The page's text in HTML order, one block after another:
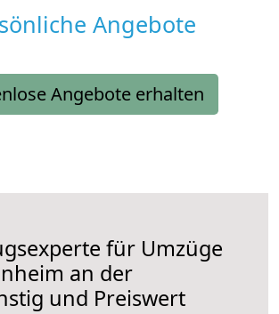
Angebote
Angebote erhalten
für Umzüge
an der
und Preiswert